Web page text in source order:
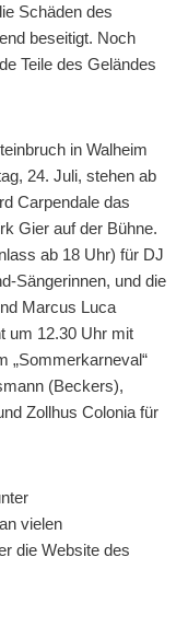
Schäden des
beseitigt. Noch
Teile des Geländes
in Walheim
24. Juli, stehen ab
Carpendale das
Gier auf der Bühne.
ab 18 Uhr) für DJ
Sängerinnen, und die
Marcus Luca
um 12.30 Uhr mit
„Sommerkarneval“
(Beckers),
Zollhus Colonia für
vielen
die Website des